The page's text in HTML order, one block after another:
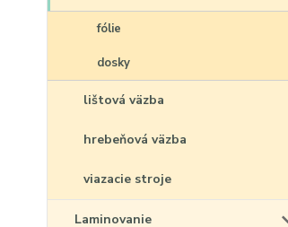
fólie
dosky
lištová väzba
hrebeňová väzba
viazacie stroje
Laminovanie